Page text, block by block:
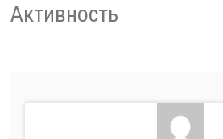
Активность